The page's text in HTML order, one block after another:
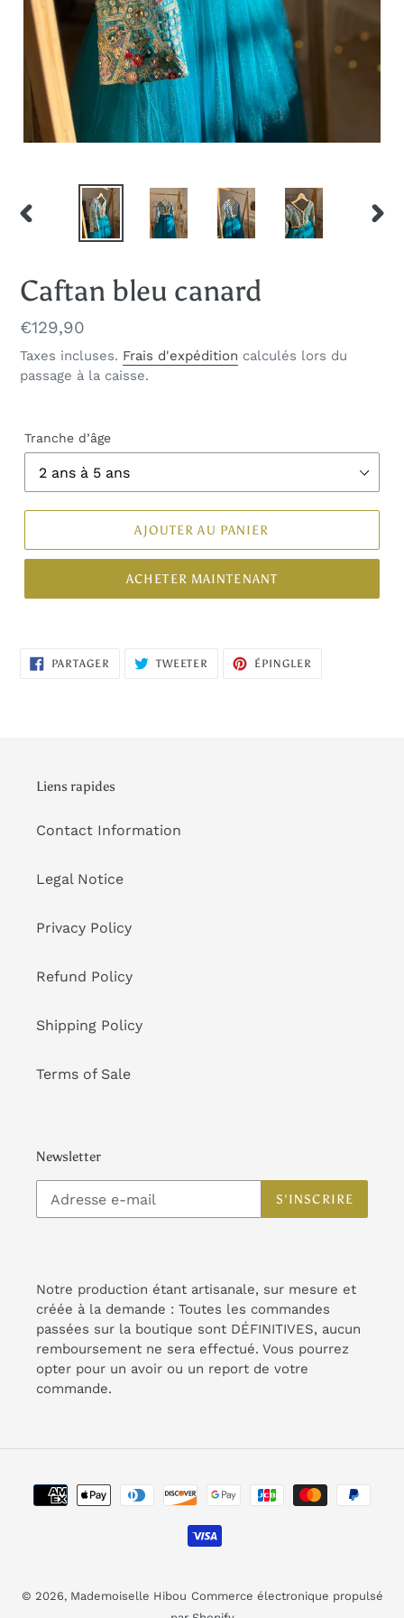
DIAPOSITIVE
Caftan bleu canard
Prix
normal
€129,90
Taxes incluses. Frais d'expédition calculés lors du
passage à la caisse.
Tranche d’âge
AJOUTER AU PANIER
ACHETER MAINTENANT
PARTAGER PARTAGERTWEETER TWEETERÉPINGLER
Liens rapides
Contact Information
Legal Notice
Privacy Policy
Refund Policy
Shipping Policy
Terms of Sale
Newsletter
S'INSCRIRE
Notre production étant artisanale, sur mesure et
créée à la demande : Toutes les commandes
passées sur la boutique sont DÉFINITIVES, aucun
remboursement ne sera effectué. Vous pourrez
opter pour un avoir ou un report de votre
commande.
Moyens
de
paiement
© 2026, Mademoiselle Hibou Commerce électronique propulsé